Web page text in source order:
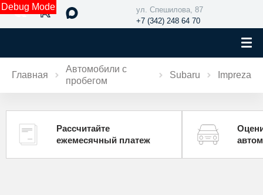
Debug Mode
ул. Спешилова, 87
+7 (342) 248 64 70
Главная
Автомобили с
пробегом
Subaru Impreza
Рассчитайте
ежемесячный платеж